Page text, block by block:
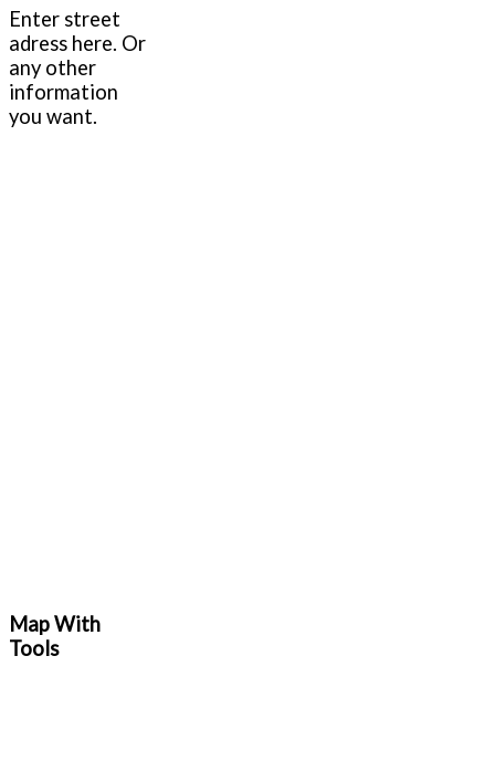
Enter street
adress here. Or
any other
information
you want.
Map With
Tools